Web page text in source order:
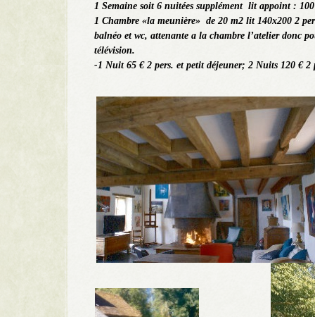
1 Semaine soit 6 nuitées supplément lit appoint :
1 Chambre «la meunière» de 20 m2 lit 140x200 2
balnéo et wc, attenante a la chambre l’atelier donc
télévision.
-1 Nuit 65 € 2 pers. et petit déjeuner; 2 Nuits 120 € 2